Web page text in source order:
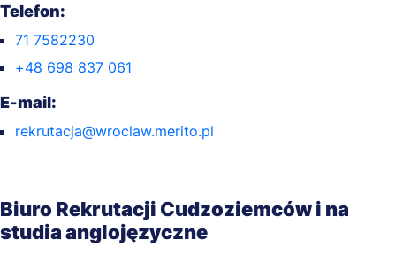
Telefon:
71 7582230
+48 698 837 061
E-mail:
rekrutacja@wroclaw.merito.pl
Biuro Rekrutacji Cudzoziemców i na
studia anglojęzyczne